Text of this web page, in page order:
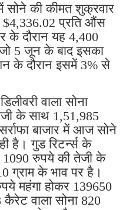
सोने की कीमत शुक्रवार
$4,336.02 प्रति औंस
के दौरान यह 4,400
5 जून के बाद इसका
के दौरान इसमें 3% से
वाला सोना
के साथ 1,51,985
बाजार में आज सोने
है। गुड रिटर्न्स के
1090 रुपये की तेजी के
ग्राम के भाव पर है।
महंगा होकर 139650
वाला सोना 820